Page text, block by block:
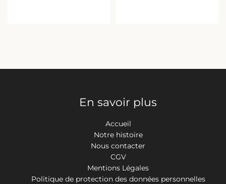
En savoir plus
Accueil
Notre histoire
Nous contacter
CGV
Mentions Légales
Politique de protection des données personnelles